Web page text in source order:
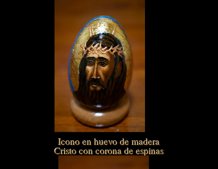
Icono en huevo de madera
Cristo con corona de espinas